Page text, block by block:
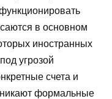
в основном
иностранных
угрозой
счета и
формальные